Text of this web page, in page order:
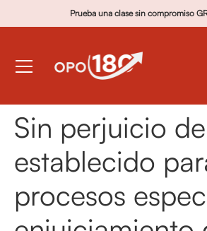
Prueba una clase sin compromiso
Sin perjuicio
establecido
procesos